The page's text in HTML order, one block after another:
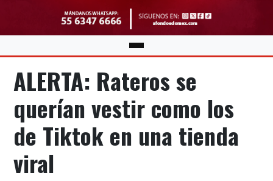
ALERTA: Rateros se
querían vestir como los
de Tiktok en una tienda
viral